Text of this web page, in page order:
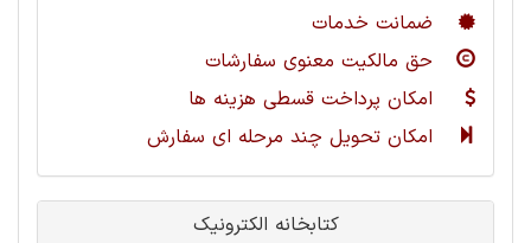
ضمانت خدمات
حق مالکیت معنوی سفارشات
امکان پرداخت قسطی هزینه ها
امکان تحویل چند مرحله ای سفارش
کتابخانه الکترونیک